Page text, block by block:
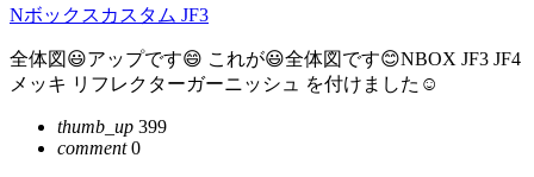
Nボックスカスタム JF3
全体図😃アップです😄 これが😃全体図です😊NBOX JF3 JF4
メッキ リフレクターガーニッシュ を付けました☺️
thumb_up 399
comment0